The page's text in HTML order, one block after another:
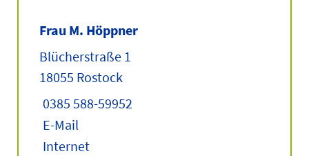
Frau M. Höppner
Blücherstraße 1
18055 Rostock
0385 588-59952
E-Mail
Internet